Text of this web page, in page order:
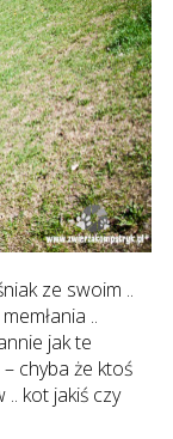
ze swoim ..
..
jak te
chyba że ktoś
.. kot jakiś czy